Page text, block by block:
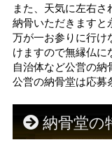
また、天気に左右さ
納骨いただきますと
万が一お参りに行け
けますので無縁仏に
自治体など公営の納
公営の納骨堂は応募
納骨堂の